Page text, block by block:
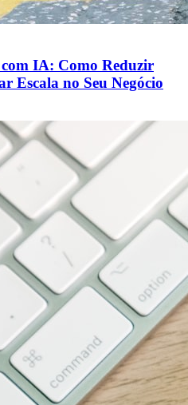
com IA: Como Reduzir
Escala no Seu Negócio